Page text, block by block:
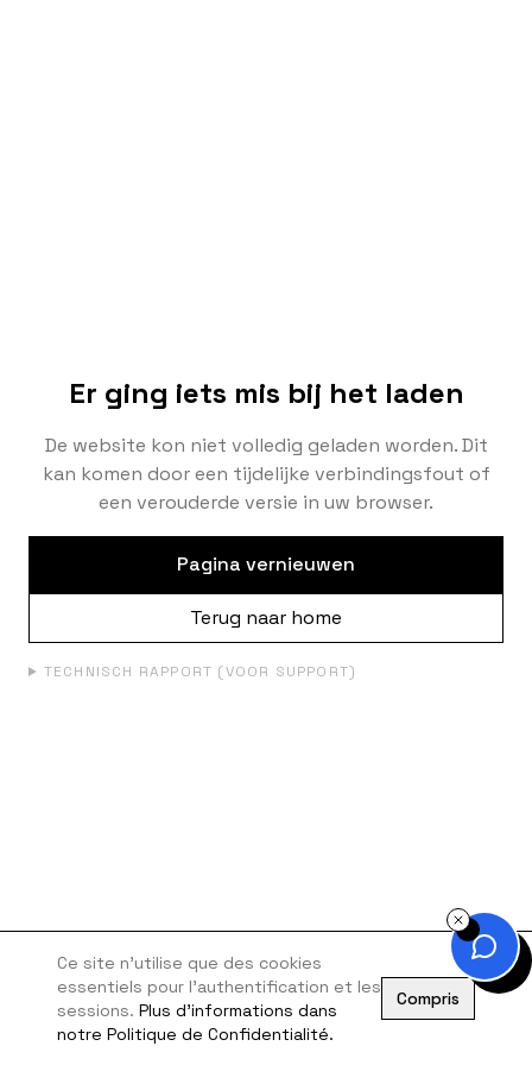
Er ging iets mis bij het laden
De website kon niet volledig geladen worden. Dit
kan komen door een tijdelijke verbindingsfout of
een verouderde versie in uw browser.
Pagina vernieuwen
Terug naar home
TECHNISCH RAPPORT (VOOR SUPPORT)
Ce site n'utilise que des cookies
essentiels pour l'authentification et les
sessions. Plus d'informations dans
notre Politique de Confidentialité.
Compris